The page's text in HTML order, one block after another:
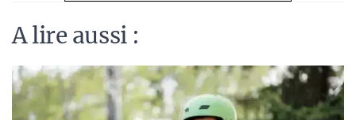
A lire aussi :